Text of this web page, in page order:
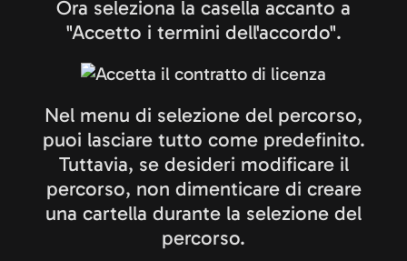
Ora seleziona la casella accanto a
"Accetto i termini dell'accordo".
Nel menu di selezione del percorso,
puoi lasciare tutto come predefinito.
Tuttavia, se desideri modificare il
percorso, non dimenticare di creare
una cartella durante la selezione del
percorso.